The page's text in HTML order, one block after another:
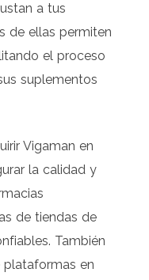
a tus
de ellas permiten
el proceso
suplementos
Vigaman en
la calidad y
de tiendas de
También
plataformas en